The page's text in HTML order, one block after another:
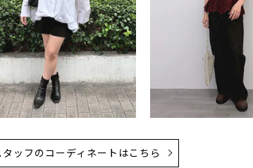
タッフのコーディネートはこちら